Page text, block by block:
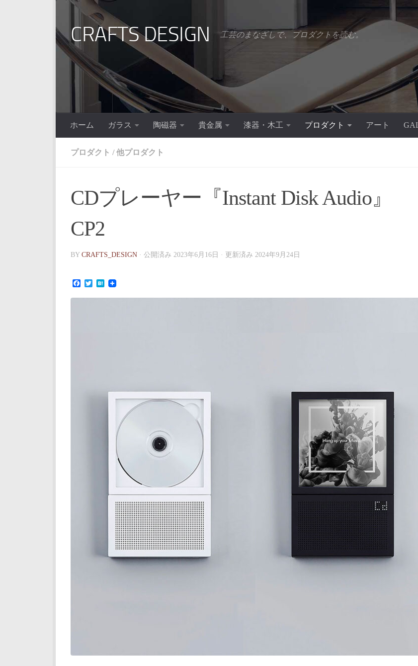
コンテンツへスキップ
CRAFTS DESIGN 工芸のまなざしで、プロダクトを読む。
ホーム ガラス 陶磁器 貴金属 漆器・木工 プロダクト アート
プロダクト / 他プロダクト
CDプレーヤー『Instant Disk Audio』
CP2
BY CRAFTS_DESIGN · 公開済み 2023年6月16日 · 更新済み 2024年9月24日
Facebook
TwitterHatena